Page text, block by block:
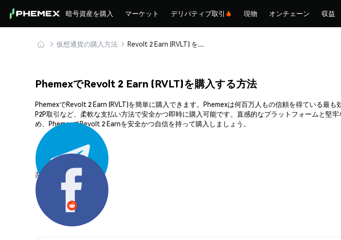
暗号資産を購入 マーケット デリバティブ取引 現物 オンチェーン 収益
仮想通貨の購入方法 Revolt 2 Earn (RVLT) を安全に購入・保管
PhemexでRevolt 2 Earn (RVLT)を購入する方法
PhemexでRevolt 2 Earn (RVLT)を簡単に購入できます。Phemexは何百万人もの信頼を得ている最
P2P取引など、柔軟な支払い方法で安全かつ即時に購入可能です。直感的なプラットフォームと堅
め、PhemexでRevolt 2 Earnを安全かつ自信を持って購入しましょう。
共有する: